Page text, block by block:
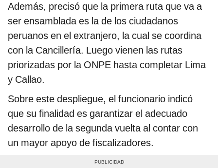
Además, precisó que la primera ruta que va a
ser ensamblada es la de los ciudadanos
peruanos en el extranjero, la cual se coordina
con la Cancillería. Luego vienen las rutas
priorizadas por la ONPE hasta completar Lima
y Callao.
Sobre este despliegue, el funcionario indicó
que su finalidad es garantizar el adecuado
desarrollo de la segunda vuelta al contar con
un mayor apoyo de fiscalizadores.